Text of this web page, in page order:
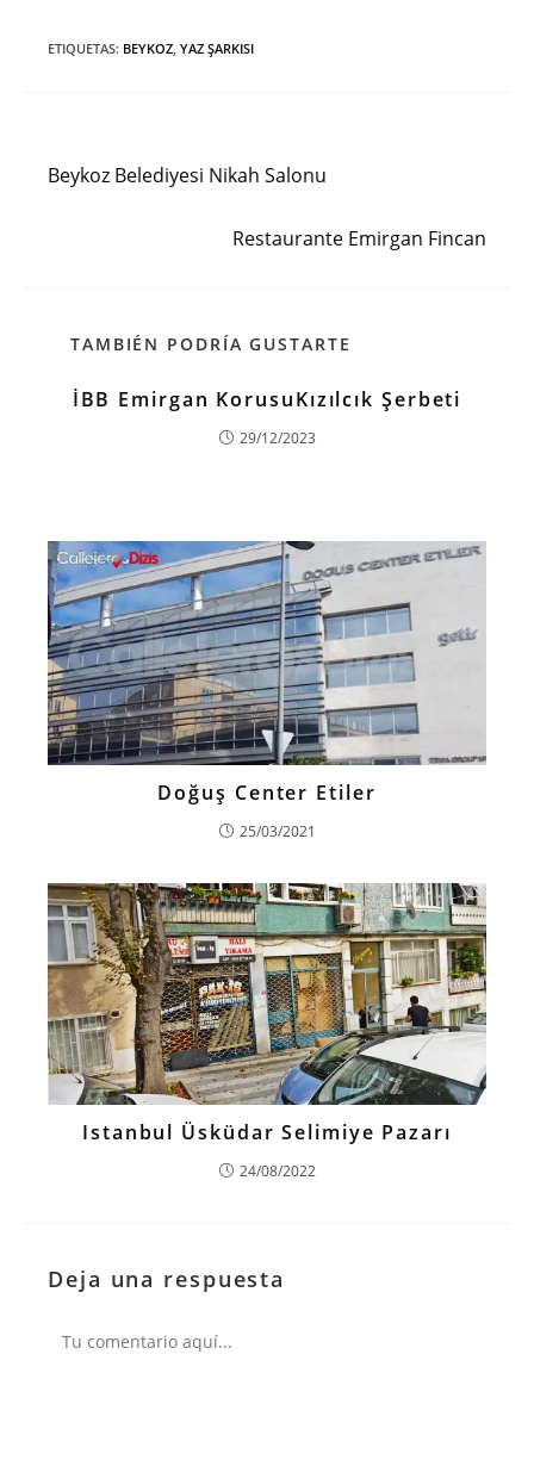
ETIQUETAS: BEYKOZ, YAZ ŞARKISI
más
artículos
Beykoz Belediyesi Nikah Salonu
Restaurante Emirgan Fincan
TAMBIÉN PODRÍA GUSTARTE
İBB Emirgan KorusuKızılcık Şerbeti
29/12/2023
Doğuş Center Etiler
25/03/2021
Istanbul Üsküdar Selimiye Pazarı
24/08/2022
Deja una respuesta
Comentario